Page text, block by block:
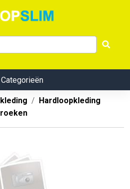
Categorieën
Hardloopkleding